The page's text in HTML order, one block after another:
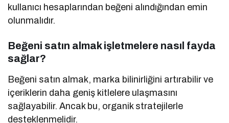
kullanıcı hesaplarından beğeni alındığından emin
olunmalıdır.
Beğeni satın almak işletmelere nasıl fayda
sağlar?
Beğeni satın almak, marka bilinirliğini artırabilir ve
içeriklerin daha geniş kitlelere ulaşmasını
sağlayabilir. Ancak bu, organik stratejilerle
desteklenmelidir.